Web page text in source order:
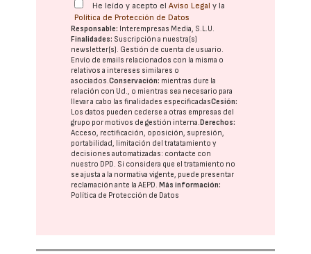
He leído y acepto elAviso Legal y la
Política de Protección de Datos
Responsable: Interempresas Media, S.L.U.
Finalidades: Suscripción a nuestra(s)
newsletter(s). Gestión de cuenta de usuario.
Envío de emails relacionados con la misma o
relativos a intereses similares o
asociados.Conservación: mientras dure la
relación con Ud., o mientras sea necesario para
llevar a cabo las finalidades especificadasCesión:
Los datos pueden cederse a otras empresas del
grupo por motivos de gestión interna. Derechos:
Acceso, rectificación, oposición, supresión,
portabilidad, limitación del tratatamiento y
decisiones automatizadas: contacte con
nuestro DPD. Si considera que el tratamiento no
se ajusta a la normativa vigente, puede presentar
reclamación ante laAEPD. Más información:
Política de Protección de Datos